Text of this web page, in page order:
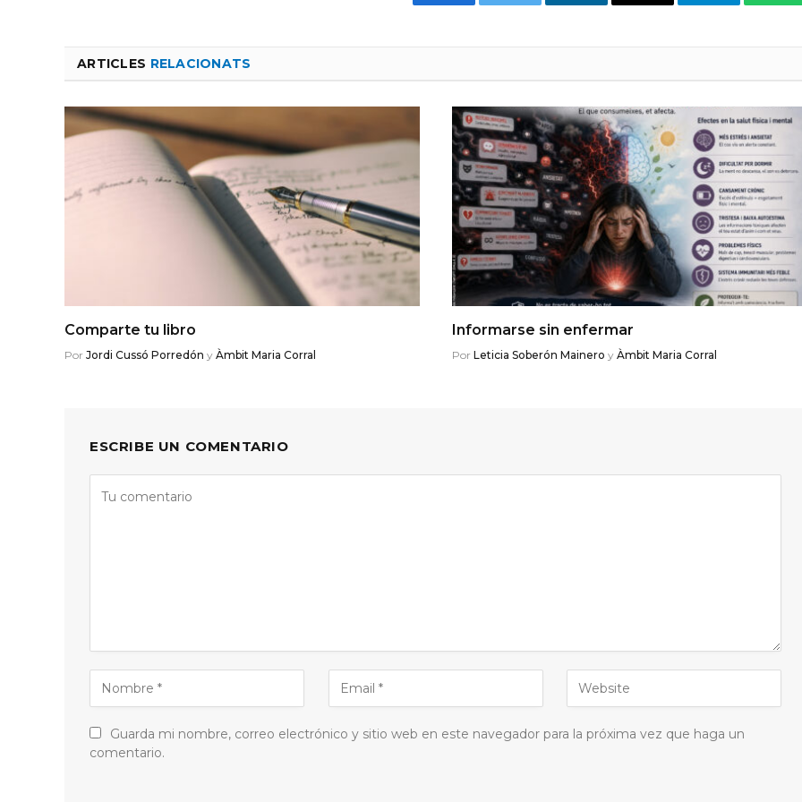
Facebook Twitter LinkedIn Email Telegram
ARTICLES RELACIONATS
Comparte tu libro
Por Jordi Cussó Porredón y Àmbit Maria Corral
Informarse sin enfermar
Por Leticia Soberón Mainero y Àmbit Maria Corral
ESCRIBE UN COMENTARIO
Guarda mi nombre, correo electrónico y sitio web en este navegador para la próxima vez que haga un
comentario.